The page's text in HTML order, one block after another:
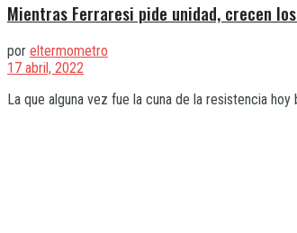
Mientras Ferraresi pide unidad, crecen
por eltermometro
17 abril, 2022
La que alguna vez fue la cuna de la resistencia